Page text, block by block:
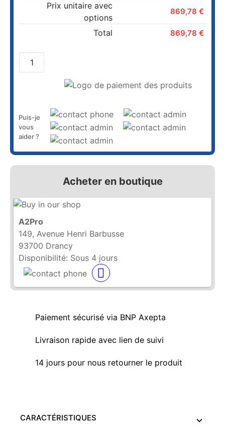
Prix unitaire avec
options
869,78 €
Total 869,78 €
Puis-je
vous
aider ?
Acheter en boutique
A2Pro
149, Avenue Henri Barbusse
93700 Drancy
Disponibilité: Sous 4 jours
Paiement sécurisé via BNP Axepta
Livraison rapide avec lien de suivi
14 jours pour nous retourner le produit
CARACTÉRISTIQUES